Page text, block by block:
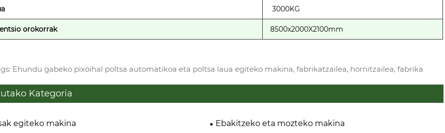
3000KG
orokorrak 8500x2000X2100mm
Ehundu gabeko pixoihal poltsa automatikoa eta poltsa laua egiteko makina, fabrikatzailea, hornitzailea, fabrika
Kategoria
egiteko makina
Ebakitzeko eta mozteko makina